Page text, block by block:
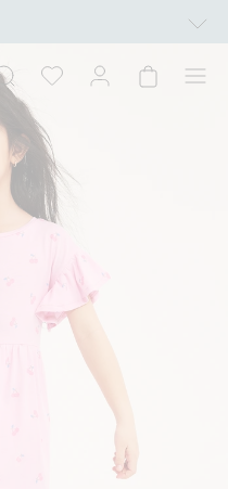
medlem. Kan ej kombineras med